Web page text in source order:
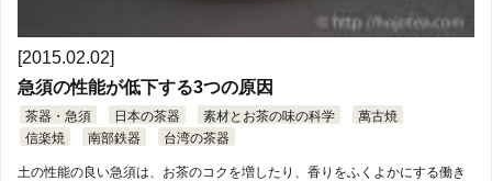
[2015.02.02]
急須の性能が低下する3つの原因
茶器・急須 日本の茶器 素材とお茶の味の科学
萬古焼
信楽焼
南部鉄器 台湾の茶器
土の性能の良い急須は、お茶のコクを増したり、香りをふくよかにする働き